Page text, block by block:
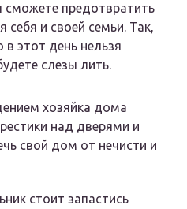
сможете предотвратить
себя и своей семьи. Так,
в этот день нельзя
слезы лить.
хозяйка дома
над дверями и
свой дом от нечисти и
стоит запастись